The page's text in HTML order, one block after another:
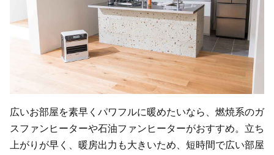
広いお部屋を素早くパワフルに暖めたいなら、燃焼系のガ
スファンヒーターや石油ファンヒーターがおすすめ。立ち
上がりが早く、暖房出力も大きいため、短時間で広い部屋